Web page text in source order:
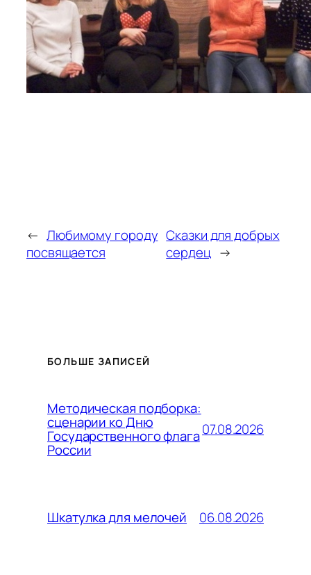
← Любимому городу
посвящается
Сказки для добрых
сердец →
БОЛЬШЕ ЗАПИСЕЙ
Методическая подборка:
сценарии ко Дню
Государственного флага
России
07.08.2026
Шкатулка для мелочей 06.08.2026